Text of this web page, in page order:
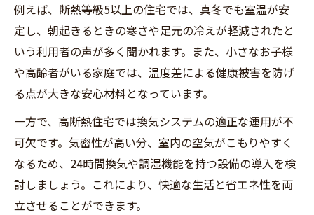
例えば、断熱等級5以上の住宅では、真冬でも室温が安
定し、朝起きるときの寒さや足元の冷えが軽減されたと
いう利用者の声が多く聞かれます。また、小さなお子様
や高齢者がいる家庭では、温度差による健康被害を防げ
る点が大きな安心材料となっています。
一方で、高断熱住宅では換気システムの適正な運用が不
可欠です。気密性が高い分、室内の空気がこもりやすく
なるため、24時間換気や調湿機能を持つ設備の導入を検
討しましょう。これにより、快適な生活と省エネ性を両
立させることができます。